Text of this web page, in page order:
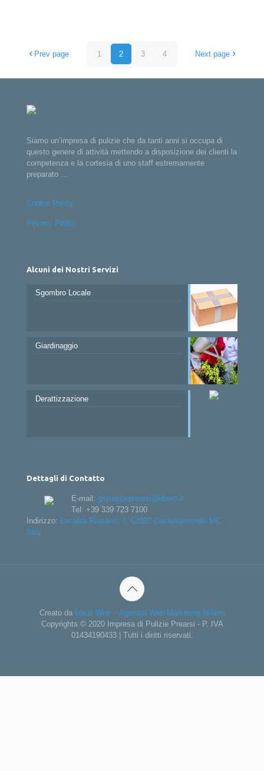
Prev page 1 2 3 4 Next page
Siamo un’impresa di pulizie che da tanti anni si occupa di
questo genere di attività mettendo a disposizione dei clienti la
competenza e la cortesia di uno staff estremamente
preparato ...
Cookie Policy
Privacy Poilcy
Alcuni dei Nostri Servizi
Sgombro Locale
Giardinaggio
Derattizzazione
Dettagli di Contatto
E-mail: giuseppeprearsi@libero.it
Tel: +39 339 723 7100
Indirizzo: Località Rustano, 7, 62022 Castelraimondo MC,
Italy
Creato da Local Web – Agenzia Web Marketing Milano
Copyrights © 2020 Impresa di Pulizie Prearsi - P. IVA
01434190433 | Tutti i diritti riservati.